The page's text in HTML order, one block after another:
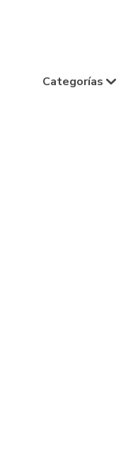
Categorías